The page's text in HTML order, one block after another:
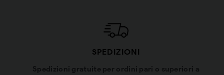
SPEDIZIONI
Spedizioni gratuite per ordini pari o superiori a